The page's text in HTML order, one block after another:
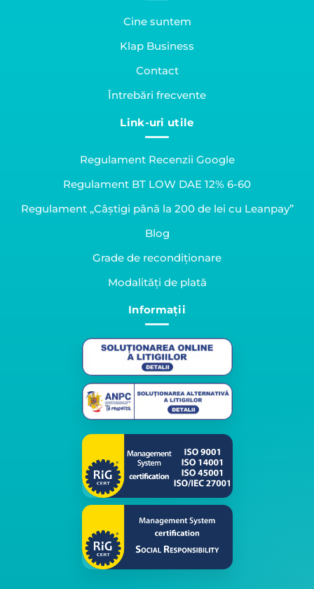
Cine suntem
Klap Business
Contact
Întrebări frecvente
Link-uri utile
Regulament Recenzii Google
Regulament BT LOW DAE 12% 6-60
Regulament „Câștigi până la 200 de lei cu Leanpay”
Blog
Grade de recondiționare
Modalități de plată
Informații